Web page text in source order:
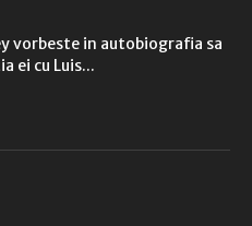
vorbeste in autobiografia sa
ei cu Luis...